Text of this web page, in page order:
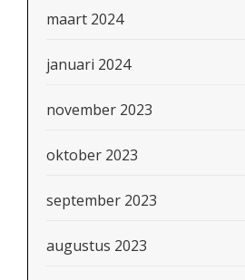
maart 2024
januari 2024
november 2023
oktober 2023
september 2023
augustus 2023